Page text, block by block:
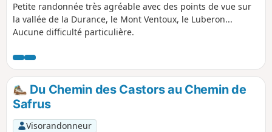
Petite randonnée très agréable avec des points de vue sur
la vallée de la Durance, le Mont Ventoux, le Luberon...
Aucune difficulté particulière.
Du Chemin des Castors au Chemin de
Safrus
Visorandonneur